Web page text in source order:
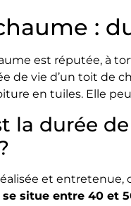
:
est réputée, à
de vie d’un toit de
en tuiles. Elle
la durée
et entretenue,
situe entre 40 et